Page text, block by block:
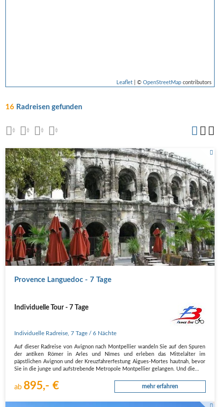
Leaflet| © OpenStreetMapcontributors
16 Radreisen gefunden
Provence Languedoc - 7 Tage
Individuelle Tour - 7 Tage
Individuelle Radreise ,7 Tage / 6 Nächte
Auf dieser Radreise von Avignon nach Montpellier wandeln Sie auf den Spuren
der antiken Römer in Arles und Nîmes und erleben das Mittelalter im
päpstlichen Avignon und der Kreuzfahrerfestung Aigues-Mortes hautnah, bevor
Sie in die junge und aufstrebende Metropole Montpellier gelangen. Und die…
ab 895,- € mehr erfahren